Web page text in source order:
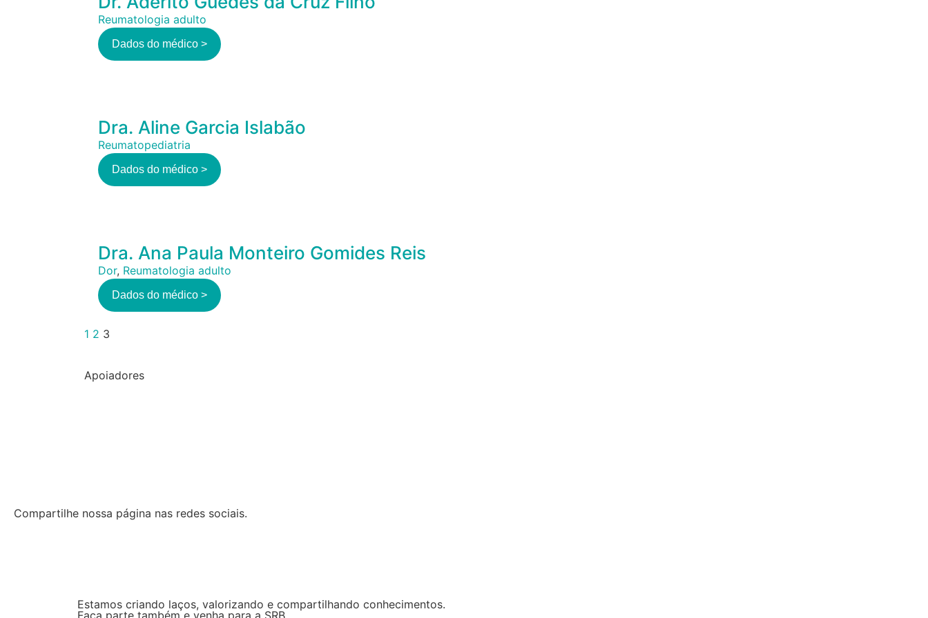
Reumatologia adulto
Dados do médico >
Dra. Aline Garcia Islabão
Reumatopediatria
Dados do médico >
Dra. Ana Paula Monteiro Gomides Reis
Dor, Reumatologia adulto
Dados do médico >
1 2 3
Apoiadores
Compartilhe nossa página nas redes sociais.
Estamos criando laços, valorizando e compartilhando conhecimentos.